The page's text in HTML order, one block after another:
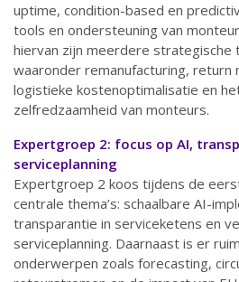
uptime, condition-based en
tools en ondersteuning van
hiervan zijn meerdere strategische
waaronder remanufacturing, return
logistieke kostenoptimalisatie en
zelfredzaamheid van monteurs.
Expertgroep 2: focus op AI,
serviceplanning
Expertgroep 2 koos tijdens de
centrale thema’s: schaalbare AI-
transparantie in serviceketens en
serviceplanning. Daarnaast is er
onderwerpen zoals forecasting,